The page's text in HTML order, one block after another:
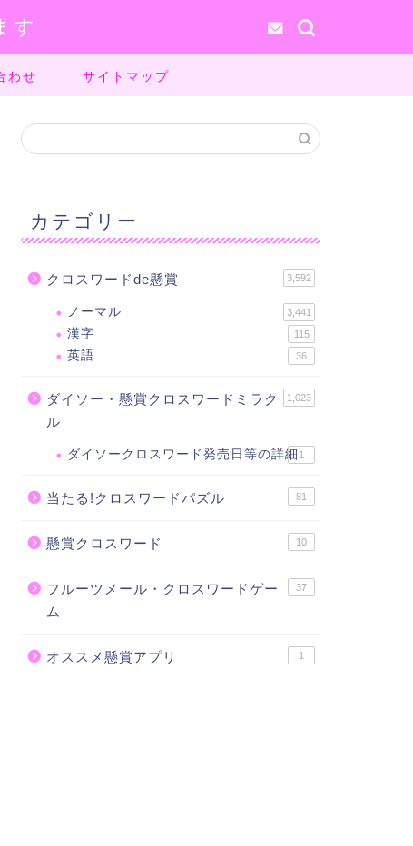
す
わせ サイトマップ
カテゴリー
クロスワードde懸賞 3,592
ノーマル 3,441
漢字 115
英語 36
ダイソー・懸賞クロスワードミラク
ル
1,023
ダイソークロスワード発売日等の詳細 1
当たる!クロスワードパズル 81
懸賞クロスワード 10
フルーツメール・クロスワードゲー
ム
37
オススメ懸賞アプリ 1